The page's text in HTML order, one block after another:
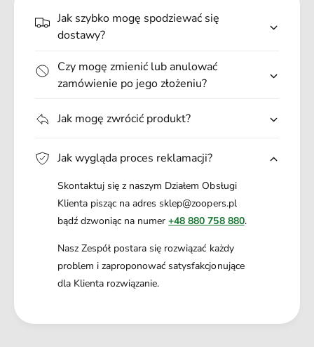
Jak szybko mogę spodziewać się
dostawy?
Czy mogę zmienić lub anulować
zamówienie po jego złożeniu?
Jak mogę zwrócić produkt?
Jak wygląda proces reklamacji?
Skontaktuj się z naszym Działem Obsługi
Klienta pisząc na adres sklep@zoopers.pl
bądź dzwoniąc na numer+48 880 758 880.
Nasz Zespół postara się rozwiązać każdy
problem i zaproponować satysfakcjonujące
dla Klienta rozwiązanie.